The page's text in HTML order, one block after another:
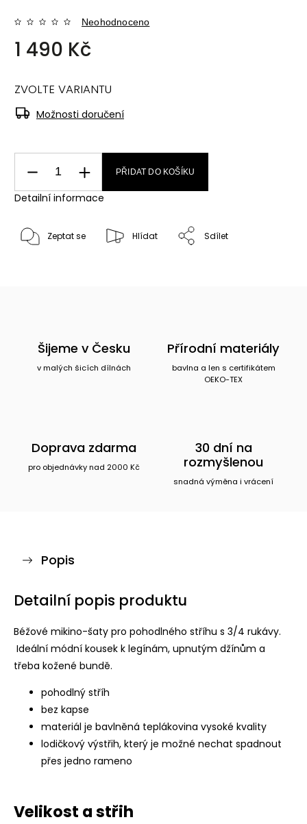
Neohodnoceno
1 490 Kč
ZVOLTE VARIANTU
Možnosti doručení
PŘIDAT DO KOŠÍKU
Detailní informace
Zeptat se Hlídat Sdílet
Šijeme v Česku
v malých šicích dílnách
Přírodní materiály
bavlna a len s certifikátem
OEKO-TEX
Doprava zdarma
pro objednávky nad 2000 Kč
30 dní na
rozmyšlenou
snadná výměna i vrácení
Popis
Detailní popis produktu
Béžové mikino-šaty pro pohodlného stříhu s 3/4 rukávy.
Ideální módní kousek k legínám, upnutým džínům a
třeba kožené bundě.
pohodlný stříh
bez kapse
materiál je bavlněná teplákovina vysoké kvality
lodičkový výstřih, který je možné nechat spadnout
přes jedno rameno
Velikost a střih